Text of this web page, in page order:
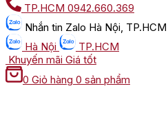
TP.HCM 0942.660.369
Nhắn tin Zalo Hà Nội, TP.HCM
Hà Nội
TP.HCM
Khuyến mãi Giá tốt
0 Giỏ hàng 0 sản phẩm